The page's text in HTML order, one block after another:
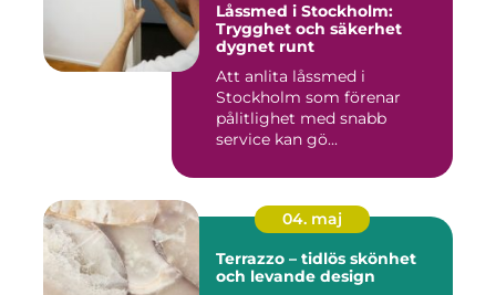
Låssmed i Stockholm:
Trygghet och säkerhet
dygnet runt
Att anlita låssmed i
Stockholm som förenar
pålitlighet med snabb
service kan gö...
04. maj
Terrazzo – tidlös skönhet
och levande design